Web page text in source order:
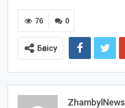
0
76
Бөлісу
ZhambylNews